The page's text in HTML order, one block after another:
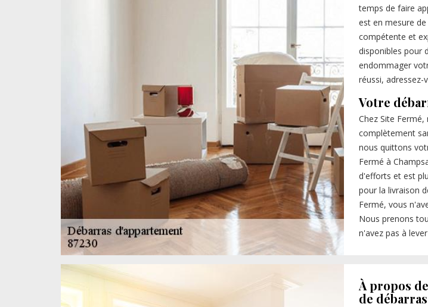
temps de faire
est en mesure
compétente et
disponibles pour
endommager
réussi, adressez-
Votre
Chez Site
complètement
nous quittons
Fermé à
d'efforts et est
pour la livraison
Fermé, vous
Nous prenons
n'avez pas à
À propos
de